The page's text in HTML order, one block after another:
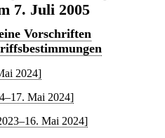
7. Juli 2005
Vorschriften
2024]
Mai 2024]
Mai 2024]